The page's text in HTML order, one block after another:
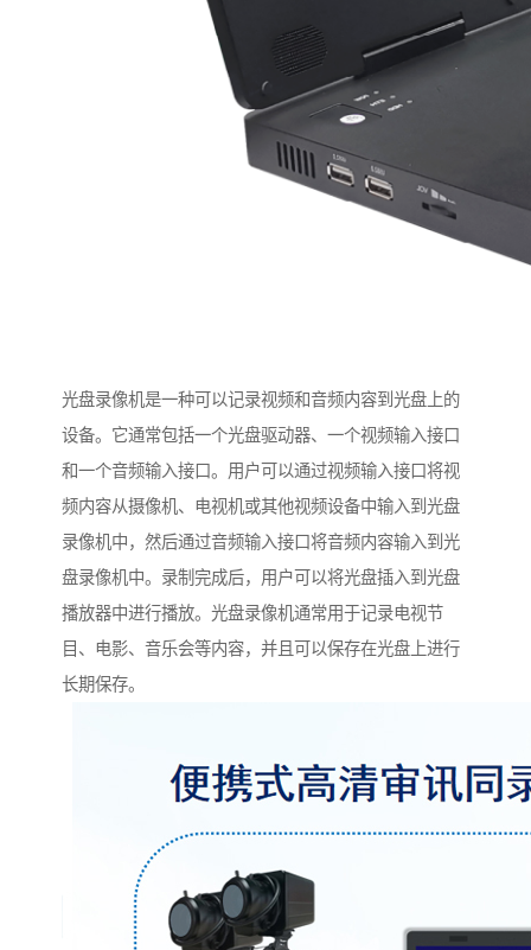
光盘录像机是一种可以记录视频和音频内容到光盘上的
设备。它通常包括一个光盘驱动器、一个视频输入接口
和一个音频输入接口。用户可以通过视频输入接口将视
频内容从摄像机、电视机或其他视频设备中输入到光盘
录像机中，然后通过音频输入接口将音频内容输入到光
盘录像机中。录制完成后，用户可以将光盘插入到光盘
播放器中进行播放。光盘录像机通常用于记录电视节
目、电影、音乐会等内容，并且可以保存在光盘上进行
长期保存。